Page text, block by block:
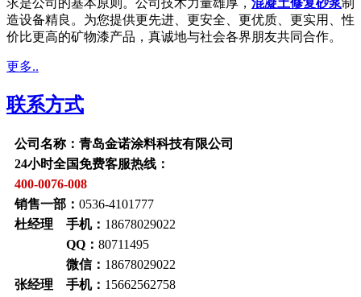
求是公司的基本原则。公司技术力量雄厚， 混凝土修复砂浆制
造设备精良。为您提供更先进、更安全、更优质、更实用、性
价比更高的矿物漆产品，真诚地与社会各界朋友共同合作。
更多..
联系方式
公司名称：青岛金诺涂料科技有限公司
24小时全国免费客服热线：
400-0076-008
销售一部： 0536-4101777
杜经理 手机： 18678029022
QQ： 80711495
微信： 18678029022
张经理 手机： 15662562758